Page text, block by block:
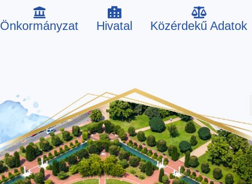
Önkormányzat Hivatal Közérdekű Adatok